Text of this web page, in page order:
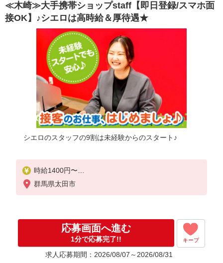
≪木崎≫大手携帯ショップstaff【即日登録/スマホ面
接OK】♪シエロは高時給＆厚待遇★
シエロのスタッフの9割は未経験からのスタート♪
時給1400円〜
※残業代支給
★交通費別途支給（規定あり）
入社祝い金10万円支給(規定有)
お友達を紹介頂くと,
インセンティブ支給(規定有)
群馬県太田市
応募画面へ進む
1分で応募完了!! キープ
求人応募期間：2026/08/07～2026/08/31